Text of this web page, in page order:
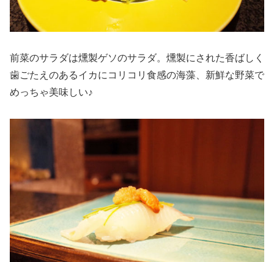
前菜のサラダは燻製ゲソのサラダ。燻製にされた香ばしく
歯ごたえのあるイカにコリコリ食感の海藻、新鮮な野菜で
めっちゃ美味しい♪